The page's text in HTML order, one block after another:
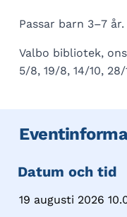
Passar barn 3–7
Valbo bibliotek,
5/8, 19/8, 14/10, 28/
Datum och tid
19 augusti 2026